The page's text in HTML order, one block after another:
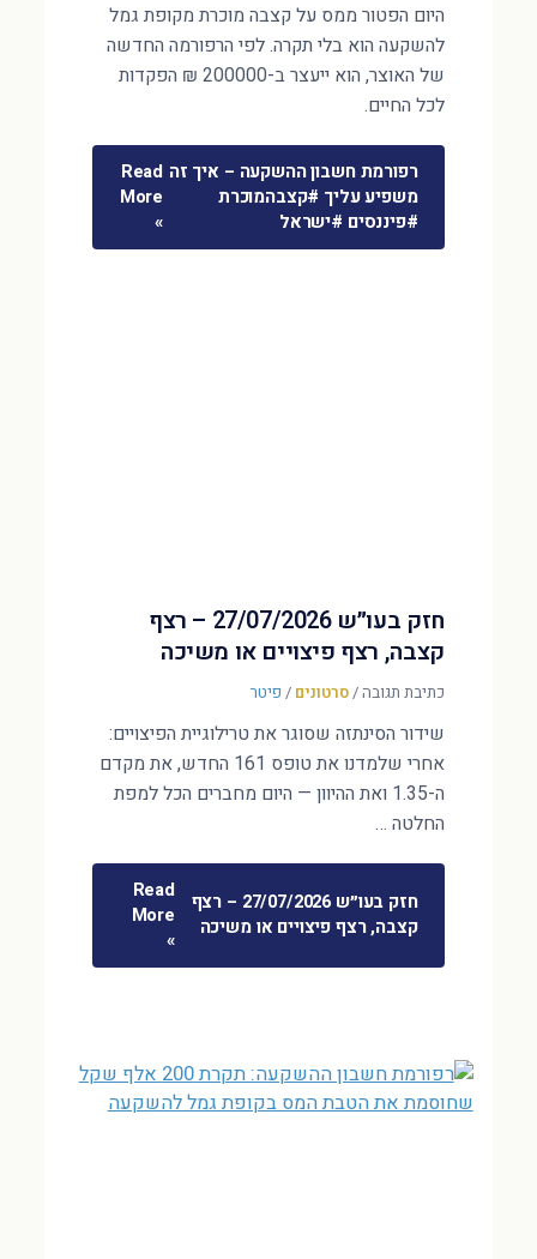
היום הפטור ממס על קצבה מוכרת מקופת גמל
להשקעה הוא בלי תקרה. לפי הרפורמה החדשה
של האוצר, הוא ייעצר ב-200000 ₪ הפקדות
לכל החיים.
רפורמת חשבון ההשקעה – איך זה
משפיע עליך #קצבהמוכרת
#פיננסים #ישראל
Read
More
»
חזק בעו״ש 27/07/2026 – רצף
קצבה, רצף פיצויים או משיכה
כתיבת תגובה/סרטונים / פיטר
שידור הסינתזה שסוגר את טרילוגיית הפיצויים:
אחרי שלמדנו את טופס 161 החדש, את מקדם
ה-1.35 ואת ההיוון — היום מחברים הכל למפת
החלטה …
חזק בעו״ש 27/07/2026 – רצף
קצבה, רצף פיצויים או משיכה
Read
More
»